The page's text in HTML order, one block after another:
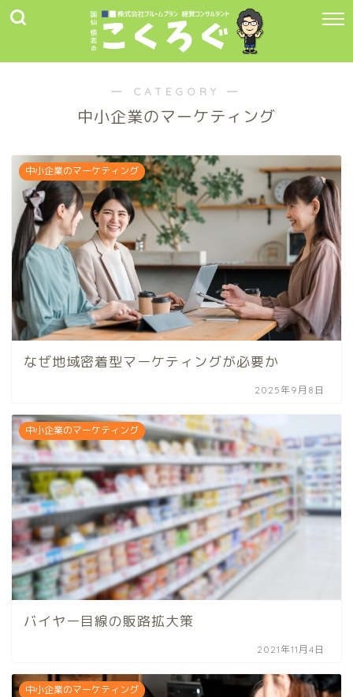
― CATEGORY ―
中小企業のマーケティング
中小企業のマーケティング
なぜ地域密着型マーケティングが必要か
2025年9月8日
中小企業のマーケティング
バイヤー目線の販路拡大策
2021年11月4日
中小企業のマーケティング